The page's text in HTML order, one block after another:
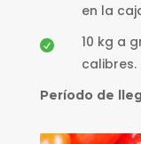
en la

10 kg a
calibres.
Período de